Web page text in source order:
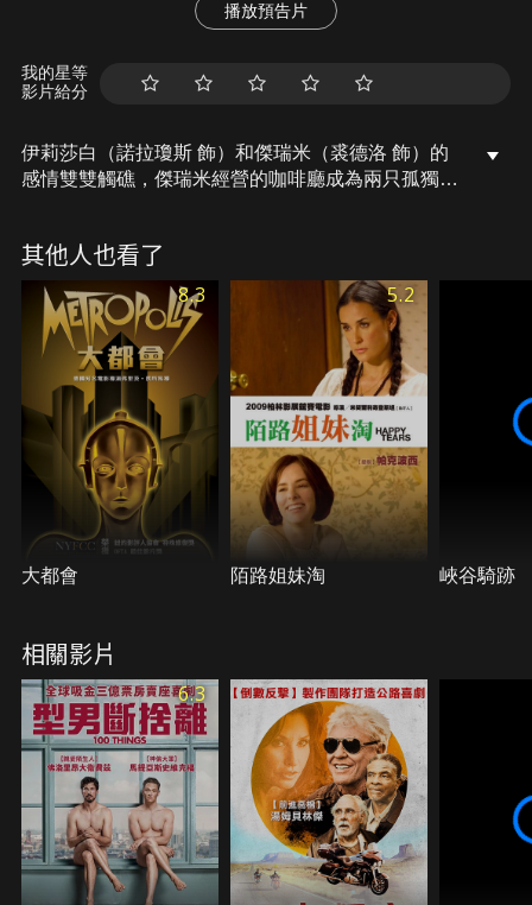
播放預告片
我的星等
影片給分
伊莉莎白（諾拉瓊斯 飾）和傑瑞米（裘德洛 飾）的
感情雙雙觸礁，傑瑞米經營的咖啡廳成為兩只孤獨靈
不告而別，展開了一場尋找自我的長途旅程，在旅途
中，她遇到形形色色的人。究竟伊莉莎白能否揮別過
去的傷痛？傑瑞米的等待又能否迎來結果呢？
其他人也看了
8.3
大都會
5.2
陌路姐妹淘 峽谷騎跡
相關影片
6.3